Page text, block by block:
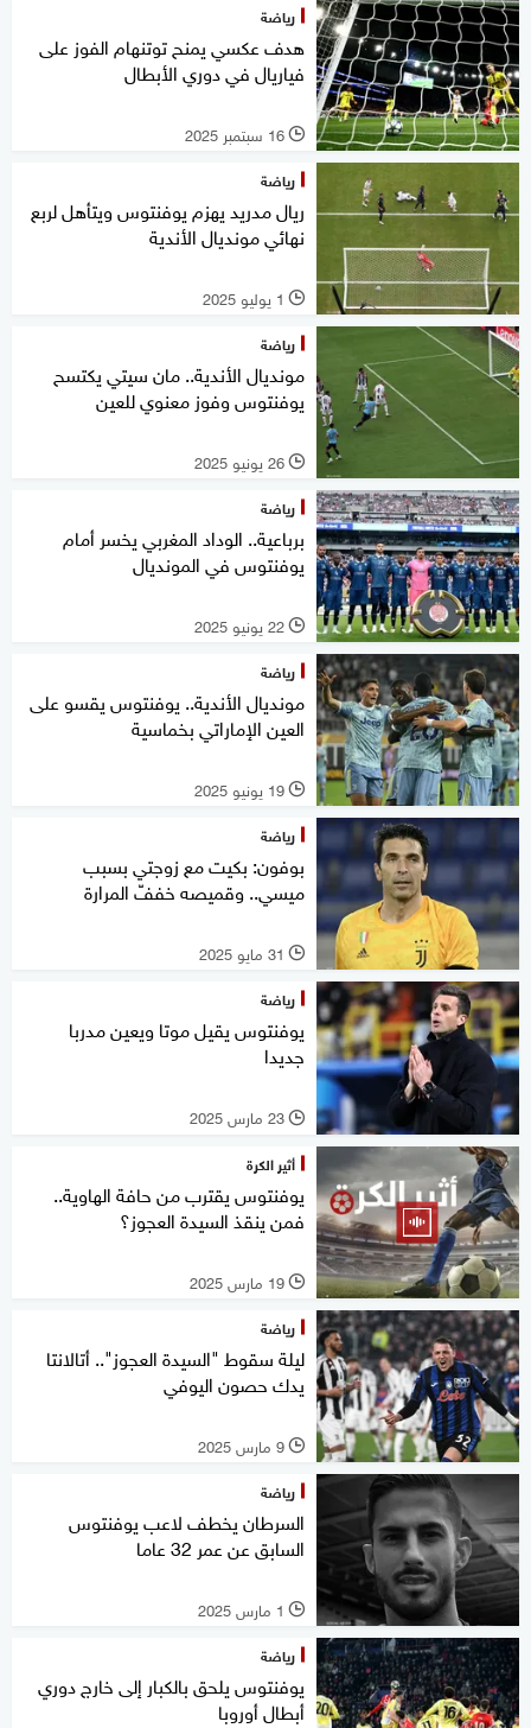
رياضة
هدف عكسي يمنح توتنهام الفوز على
فياريال في دوري الأبطال
l 16 سبتمبر 2025
رياضة
ريال مدريد يهزم يوفنتوس ويتأهل لربع
نهائي مونديال الأندية
l 1 يوليو 2025
رياضة
مونديال الأندية.. مان سيتي يكتسح
يوفنتوس وفوز معنوي للعين
l 26 يونيو 2025
رياضة
برباعية.. الوداد المغربي يخسر أمام
يوفنتوس في المونديال
l 22 يونيو 2025
رياضة
مونديال الأندية.. يوفنتوس يقسو على
العين الإماراتي بخماسية
l 19 يونيو 2025
رياضة
بوفون: بكيت مع زوجتي بسبب
ميسي.. وقميصه خففّ المرارة
l 31 مايو 2025
رياضة
يوفنتوس يقيل موتا ويعين مدربا
جديدا
l 23 مارس 2025
أثير الكرة
يوفنتوس يقترب من حافة الهاوية..
فمن ينقذ السيدة العجوز؟
l 19 مارس 2025
رياضة
ليلة سقوط "السيدة العجوز".. أتالانتا
يدك حصون اليوفي
l 9 مارس 2025
رياضة
السرطان يخطف لاعب يوفنتوس
السابق عن عمر 32 عاما
l 1 مارس 2025
رياضة
يوفنتوس يلحق بالكبار إلى خارج دوري
أبطال أوروبا